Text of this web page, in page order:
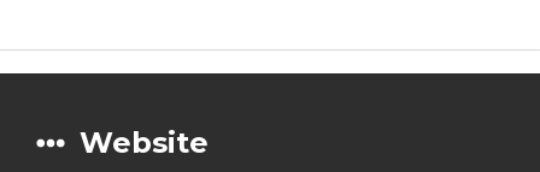
Website